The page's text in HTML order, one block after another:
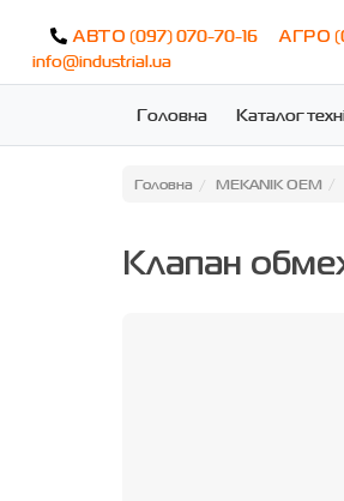
АВТО (097) 070-70-16 АГРО
info@industrial.ua
Головна Каталог
Головна MEKANIK OEM
Клапан